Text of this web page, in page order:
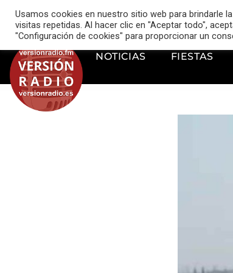
music_note VERSIÓN RADIO
NOTICIAS FIESTAS
Usamos cookies en nuestro sitio web para brindarle
visitas repetidas. Al hacer clic en "Aceptar todo",
"Configuración de cookies" para proporcionar un